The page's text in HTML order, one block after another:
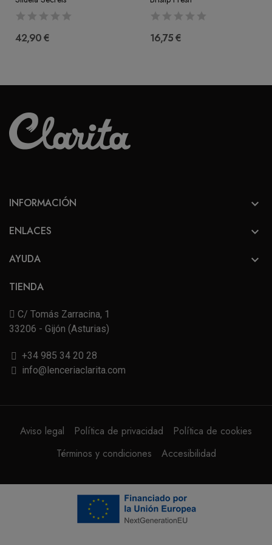
42,90 € 16,75 €
INFORMACIÓN 
ENLACES 
AYUDA 
TIENDA
C/ Tomás Zarracina, 1
33206 - Gijón (Asturias)
+34 985 34 20 28
info@lenceriaclarita.com
Aviso legal Política de privacidad
Política de cookies
Términos y condiciones
Accesibilidad